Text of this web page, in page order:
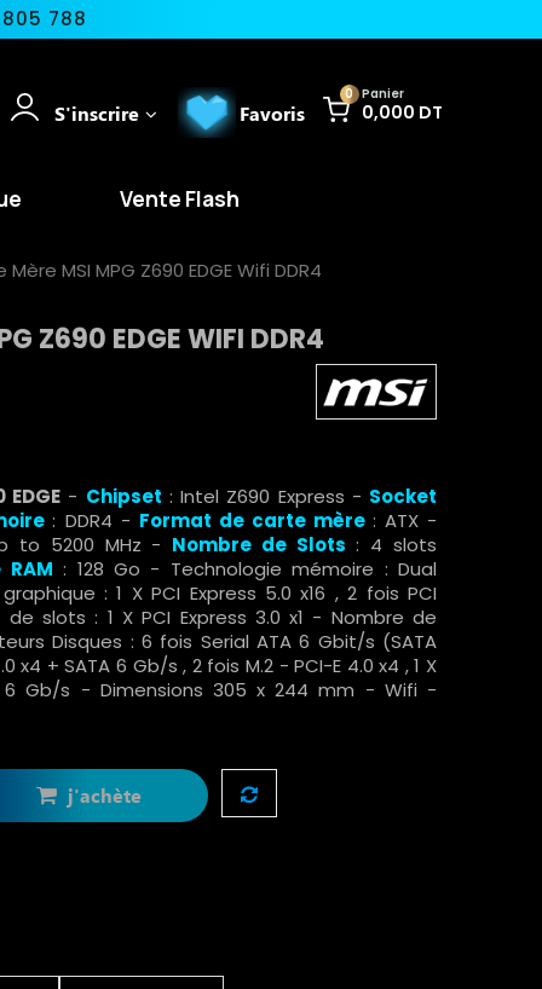
788
0 Panier
0,000 DT
Favoris
S'inscrire
Vente Flash
MSI MPG Z690 EDGE Wifi DDR4
Z690 EDGE WIFI DDR4
- Chipset :Intel Z690 Express - Socket
: DDR4 - Format de carte mère : ATX -
to 5200 MHz - Nombre de Slots: 4 slots
: 128 Go - Technologie mémoire : Dual
:1 X PCI Express 5.0 x16 , 2 fois PCI
slots : 1 X PCI Express 3.0 x1 - Nombre de
Disques : 6 fois Serial ATA 6 Gbit/s (SATA
x4 + SATA 6 Gb/s , 2 fois M.2 - PCI-E 4.0 x4 , 1 X
6 Gb/s - Dimensions 305 x 244 mm - Wifi -
j'achète